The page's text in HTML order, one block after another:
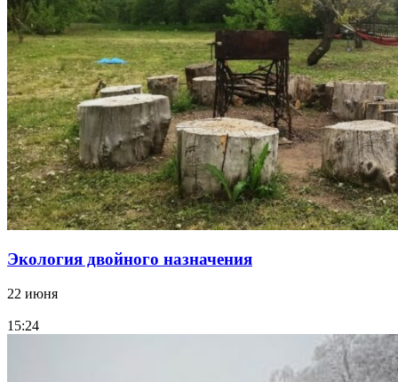
Экология двойного назначения
22 июня
15:24